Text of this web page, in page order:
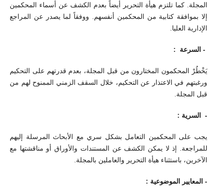
المجلة. كما تلتزم هيأة التحرير أيضاً بعدم الكشف عن أسماء المحكمين
إلا بموافقة كتابية من المحكمين أنفسهم. ووفقاً لما يصدر عن المراجع
الإدارية العليا.
- السرعة :
يَخْطُرْ المحكمون المختارون من قبل المجلة، بعدم قدرتهم على التحكيم
ورغبتهم في الاعتذار عن التحكيم، خلال السقف الزمني الممنوح لهم من
قبل المجلة.
- السرية :
يجب على المحكمين التعامل بشكل سري مع الأبحاث المرسلة إليهم
للمراجعة. إذ لا يمكن الكشف عن المستندات والأوراق أو مناقشتها مع
الآخرين، باستثناء هيأة التحرير والعاملين بالمجلة.
- المعايير الموضوعية :